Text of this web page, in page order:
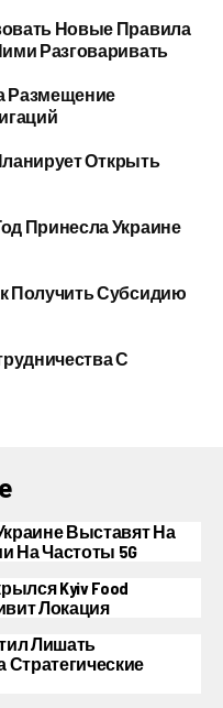
Новые Правила
Разговаривать
Размещение
Открыть
Принесла Украине
Получить Субсидию
С
Выставят На
На Частоты 5G
Kyiv Food
Локация
Лишать
Стратегические